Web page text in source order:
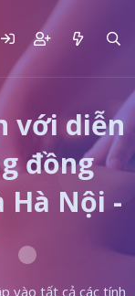
với diễn
đồng
Hà Nội -
vào tất cả các tính